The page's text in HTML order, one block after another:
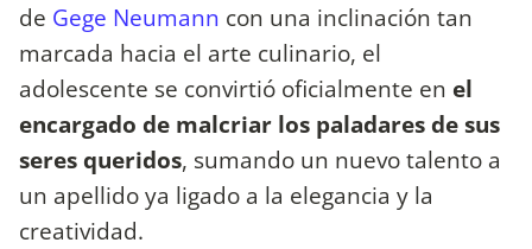
de Gege Neumann con una inclinación tan
marcada hacia el arte culinario, el
adolescente se convirtió oficialmente en el
encargado de malcriar los paladares de sus
seres queridos, sumando un nuevo talento a
un apellido ya ligado a la elegancia y la
creatividad.